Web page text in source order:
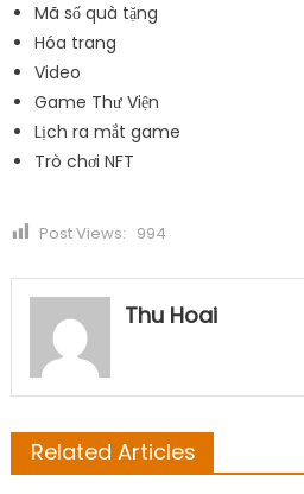
Mã số quà tặng
Hóa trang
Video
Game Thư Viện
Lịch ra mắt game
Trò chơi NFT
Post Views: 994
Thu Hoai
Related Articles